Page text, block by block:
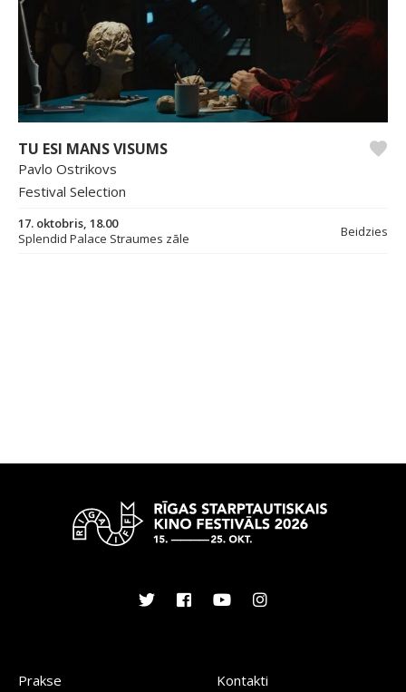
TU ESI MANS VISUMS
Pavlo Ostrikovs
Festival Selection
17. oktobris, 18.00
Splendid Palace Straumes zāle
Beidzies
Prakse
Kontakti